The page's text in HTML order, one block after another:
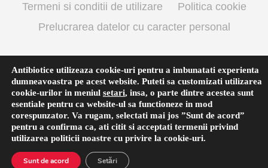
Termeni si conditii de utilizare
Politica cookie
Prelucrarea datelor cu caracter personal
Antibiotice utilizeaza cookie-uri pentru a imbunatati experienta
dumneavoastra pe acest website. Puteti sa customizati utilizarea
cookie-urilor in meniul setari, insa, o parte dintre acestea sunt
esentiale pentru ca website-ul sa functioneze in mod
corespunzator. Va rugam, selectati mai jos ”Sunt de acord”
pentru a confirma ca, ati citit si acceptati termenii privind
utilizarea politicii noastre cu privire la cookie-uri.
Sunt de acord Setări
Română